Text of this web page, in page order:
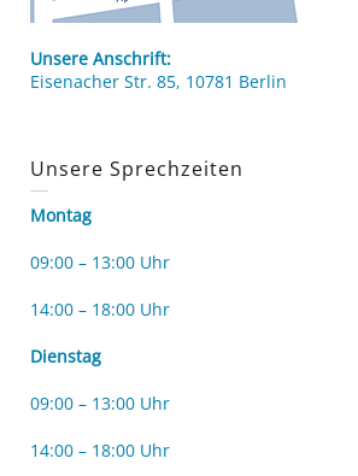
Unsere Anschrift:
Eisenacher Str. 85, 10781 Berlin
Unsere Sprechzeiten
Montag
09:00 – 13:00 Uhr
14:00 – 18:00 Uhr
Dienstag
09:00 – 13:00 Uhr
14:00 – 18:00 Uhr